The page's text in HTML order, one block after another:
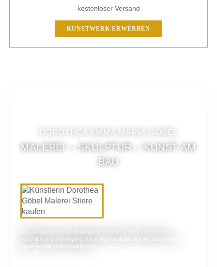
kostenloser Versand
KUNSTWERK ERWERBEN
DOROTHEA EMMA MARIA GÖBEL
MALEREI – SKULPTUR – KUNST AM
BAU
schriftlichen Genehmigung durch die Künstlerin. Bei Nichtbeachtung
folgen rechtliche Konsequenzen.